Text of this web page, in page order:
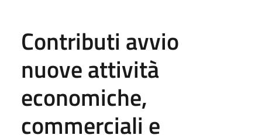
Contributi avvio
nuove attività
economiche,
commerciali e